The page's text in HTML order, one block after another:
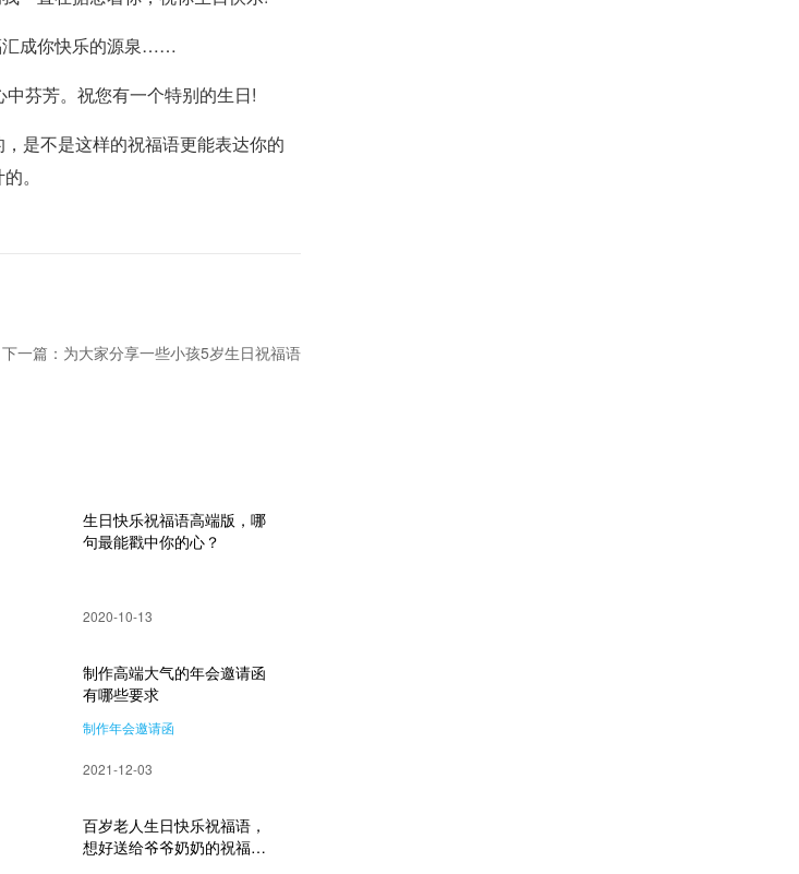
汇成你快乐的源泉……
芬芳。祝您有一个特别的生日!
是不是这样的祝福语更能表达你的
。
下一篇：为大家分享一些小孩5岁生日祝福语
生日快乐祝福语高端版，哪
句最能戳中你的心？
2020-10-13
制作高端大气的年会邀请函
有哪些要求
制作年会邀请函
2021-12-03
百岁老人生日快乐祝福语，
想好送给爷爷奶奶的祝福语